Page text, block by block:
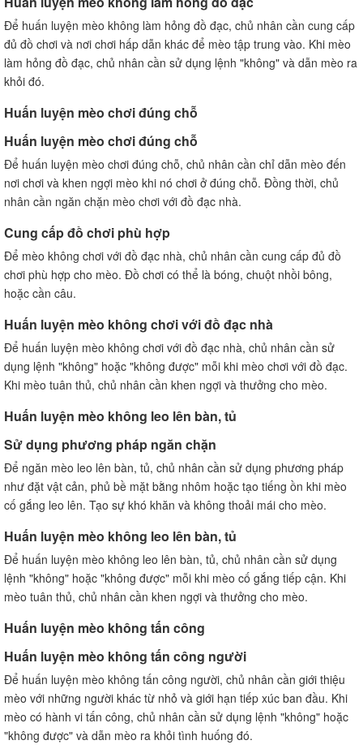
Để huấn luyện mèo không làm hỏng đồ đạc, chủ nhân cần cung cấp
đủ đồ chơi và nơi chơi hấp dẫn khác để mèo tập trung vào. Khi mèo
làm hỏng đồ đạc, chủ nhân cần sử dụng lệnh "không" và dẫn mèo ra
khỏi đó.
Huấn luyện mèo chơi đúng chỗ
Huấn luyện mèo chơi đúng chỗ
Để huấn luyện mèo chơi đúng chỗ, chủ nhân cần chỉ dẫn mèo đến
nơi chơi và khen ngợi mèo khi nó chơi ở đúng chỗ. Đồng thời, chủ
nhân cần ngăn chặn mèo chơi với đồ đạc nhà.
Cung cấp đồ chơi phù hợp
Để mèo không chơi với đồ đạc nhà, chủ nhân cần cung cấp đủ đồ
chơi phù hợp cho mèo. Đồ chơi có thể là bóng, chuột nhồi bông,
hoặc cần câu.
Huấn luyện mèo không chơi với đồ đạc nhà
Để huấn luyện mèo không chơi với đồ đạc nhà, chủ nhân cần sử
dụng lệnh "không" hoặc "không được" mỗi khi mèo chơi với đồ đạc.
Khi mèo tuân thủ, chủ nhân cần khen ngợi và thưởng cho mèo.
Huấn luyện mèo không leo lên bàn, tủ
Sử dụng phương pháp ngăn chặn
Để ngăn mèo leo lên bàn, tủ, chủ nhân cần sử dụng phương pháp
như đặt vật cản, phủ bề mặt bằng nhôm hoặc tạo tiếng ồn khi mèo
cố gắng leo lên. Tạo sự khó khăn và không thoải mái cho mèo.
Huấn luyện mèo không leo lên bàn, tủ
Để huấn luyện mèo không leo lên bàn, tủ, chủ nhân cần sử dụng
lệnh "không" hoặc "không được" mỗi khi mèo cố gắng tiếp cận. Khi
mèo tuân thủ, chủ nhân cần khen ngợi và thưởng cho mèo.
Huấn luyện mèo không tấn công
Huấn luyện mèo không tấn công người
Để huấn luyện mèo không tấn công người, chủ nhân cần giới thiệu
mèo với những người khác từ nhỏ và giới hạn tiếp xúc ban đầu. Khi
mèo có hành vi tấn công, chủ nhân cần sử dụng lệnh "không" hoặc
"không được" và dẫn mèo ra khỏi tình huống đó.